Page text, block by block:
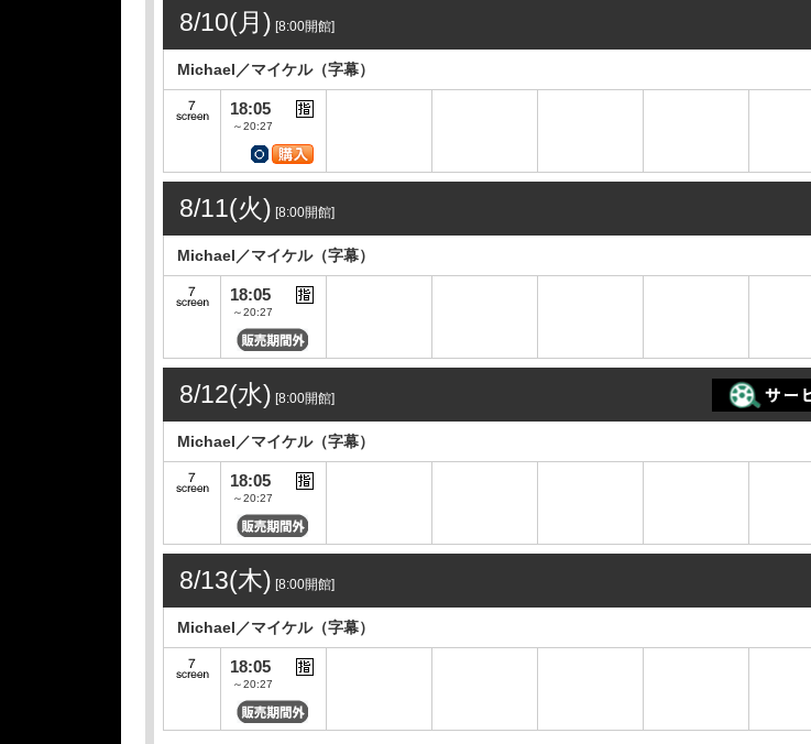
8/10(月) [8:00開館]
Michael／マイケル（字幕）
18:05
～20:27
8/11(火) [8:00開館]
Michael／マイケル（字幕）
18:05
～20:27
8/12(水) [8:00開館]
Michael／マイケル（字幕）
18:05
～20:27
8/13(木) [8:00開館]
Michael／マイケル（字幕）
18:05
～20:27